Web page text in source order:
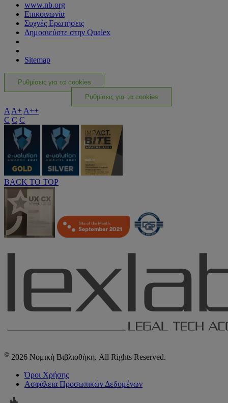
www.nb.org
Επικοινωνία
Συχνές Ερωτήσεις
Δημοσιεύστε στην Qualex
Sitemap
Ρυθμίσεις για τα cookies
Ρυθμίσεις για τα cookies
A A+ A++
C C C
BACK TO TOP
© 2026 Νομική Βιβλιοθήκη. All Rights Reserved.
Όροι Χρήσης
Ασφάλεια Προσωπικών Δεδομένων